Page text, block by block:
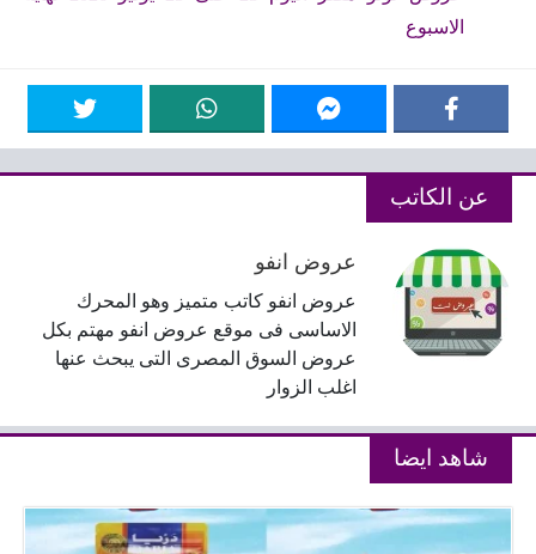
الاسبوع
عن الكاتب
عروض انفو
عروض انفو كاتب متميز وهو المحرك
الاساسى فى موقع عروض انفو مهتم بكل
عروض السوق المصرى التى يبحث عنها
اغلب الزوار
شاهد ايضا